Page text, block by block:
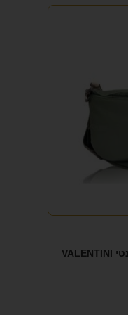
פאוץ עור במראה אלגנטי VALENTINI